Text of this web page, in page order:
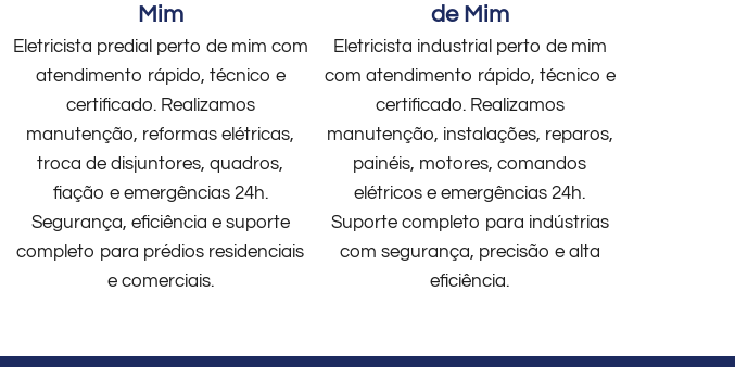
Mim
Eletricista predial perto de mim com
atendimento rápido, técnico e
certificado. Realizamos
manutenção, reformas elétricas,
troca de disjuntores, quadros,
fiação e emergências 24h.
Segurança, eficiência e suporte
completo para prédios residenciais
e comerciais.
de Mim
Eletricista industrial perto de mim
com atendimento rápido, técnico e
certificado. Realizamos
manutenção, instalações, reparos,
painéis, motores, comandos
elétricos e emergências 24h.
Suporte completo para indústrias
com segurança, precisão e alta
eficiência.